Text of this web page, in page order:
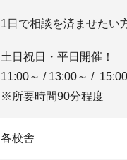
1日で相談を済ませたい
土日祝日・平日開催！
11:00～ / 13:00～ /
※所要時間90分程度
各校舎